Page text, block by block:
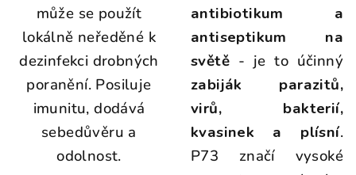
může se použít
lokálně neředěné k
dezinfekci drobných
poranění. Posiluje
imunitu, dodává
sebedůvěru a
odolnost.
antibiotikum a
antiseptikum na
světě - je to účinný
zabiják parazitů,
virů, bakterií,
kvasinek a plísní.
P73 značí vysoké